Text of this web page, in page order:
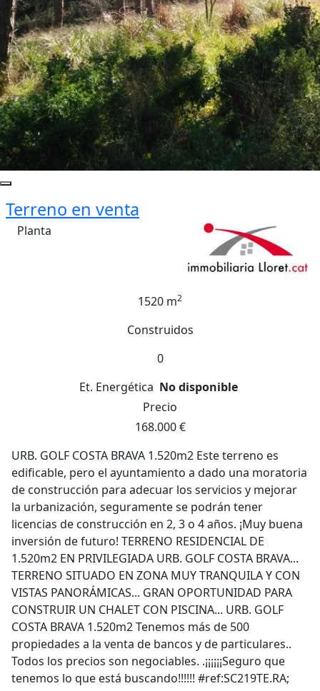
Terreno en venta
Planta
1520 m2
Construidos
0
Et. Energética No disponible
Precio
168.000 €
URB. GOLF COSTA BRAVA 1.520m2 Este terreno es
edificable, pero el ayuntamiento a dado una moratoria
de construcción para adecuar los servicios y mejorar
la urbanización, seguramente se podrán tener
licencias de construcción en 2, 3 o 4 años. ¡Muy buena
inversión de futuro! TERRENO RESIDENCIAL DE
1.520m2 EN PRIVILEGIADA URB. GOLF COSTA BRAVA...
TERRENO SITUADO EN ZONA MUY TRANQUILA Y CON
VISTAS PANORÁMICAS... GRAN OPORTUNIDAD PARA
CONSTRUIR UN CHALET CON PISCINA... URB. GOLF
COSTA BRAVA 1.520m2 Tenemos más de 500
propiedades a la venta de bancos y de particulares..
Todos los precios son negociables. .¡¡¡¡¡¡Seguro que
tenemos lo que está buscando!!!!!! #ref:SC219TE.RA;